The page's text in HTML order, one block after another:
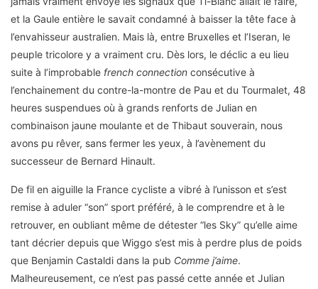
et la Gaule entière le savait condamné à baisser la tête face à
l’envahisseur australien. Mais là, entre Bruxelles et l’Iseran, le
peuple tricolore y a vraiment cru. Dès lors, le déclic a eu lieu
suite à l’improbable french connection consécutive à
l’enchainement du contre-la-montre de Pau et du Tourmalet, 48
heures suspendues où à grands renforts de Julian en
combinaison jaune moulante et de Thibaut souverain, nous
avons pu rêver, sans fermer les yeux, à l’avènement du
successeur de Bernard Hinault.
De fil en aiguille la France cycliste a vibré à l’unisson et s’est
remise à aduler “son” sport préféré, à le comprendre et à le
retrouver, en oubliant même de détester “les Sky” qu’elle aime
tant décrier depuis que Wiggo s’est mis à perdre plus de poids
que Benjamin Castaldi dans la pub Comme j’aime.
Malheureusement, ce n’est pas passé cette année et Julian